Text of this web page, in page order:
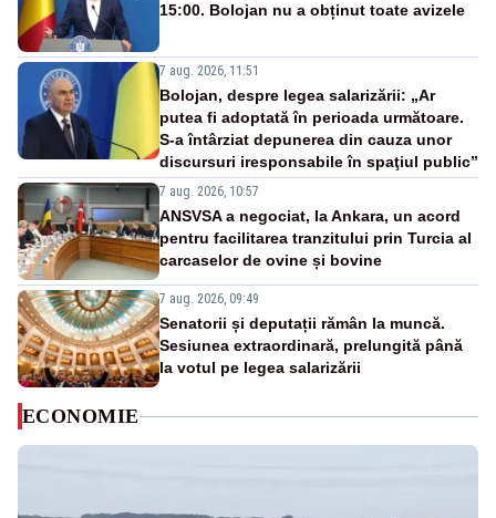
15:00. Bolojan nu a obținut toate avizele
7 aug. 2026, 11:51
Bolojan, despre legea salarizării: „Ar
putea fi adoptată în perioada următoare.
S-a întârziat depunerea din cauza unor
discursuri iresponsabile în spaţiul public”
7 aug. 2026, 10:57
ANSVSA a negociat, la Ankara, un acord
pentru facilitarea tranzitului prin Turcia al
carcaselor de ovine și bovine
7 aug. 2026, 09:49
Senatorii și deputații rămân la muncă.
Sesiunea extraordinară, prelungită până
la votul pe legea salarizării
ECONOMIE